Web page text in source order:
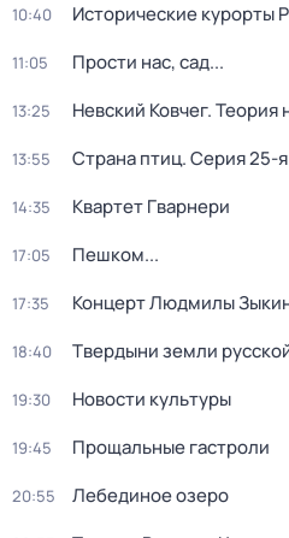
10:40 Исторические курорты
11:05 Прости нас, сад...
13:25 Невский Ковчег.
13:55 Страна птиц. Серия 25-я
14:35 Квартет Гварнери
17:05 Пешком...
17:35 Концерт Людмилы
18:40 Твердыни земли
19:30 Новости культуры
19:45 Прощальные гастроли
20:55 Лебединое озеро